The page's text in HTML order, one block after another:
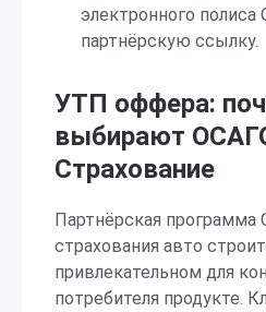
электронного полиса
партнёрскую ссылку.
УТП оффера:
выбирают
Страхование
Партнёрская программа
страхования авто
привлекательном для
потребителя продукте.